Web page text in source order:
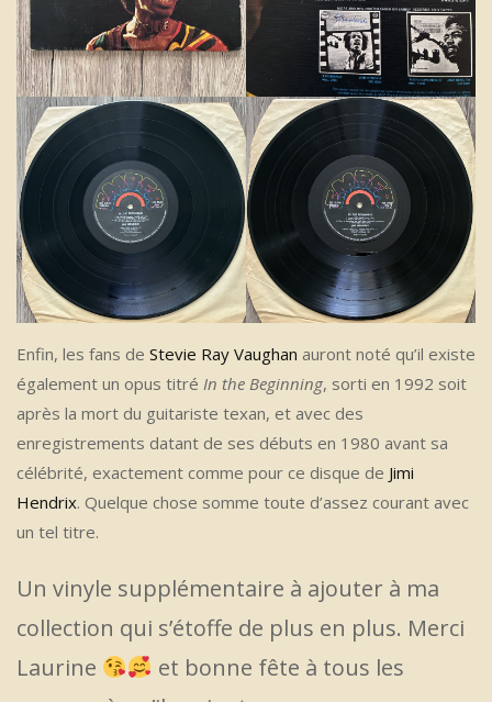
Enfin, les fans de Stevie Ray Vaughan auront noté qu’il existe
également un opus titré In the Beginning, sorti en 1992 soit
après la mort du guitariste texan, et avec des
enregistrements datant de ses débuts en 1980 avant sa
célébrité, exactement comme pour ce disque de Jimi
Hendrix. Quelque chose somme toute d’assez courant avec
un tel titre.
Un vinyle supplémentaire à ajouter à ma
collection qui s’étoffe de plus en plus. Merci
Laurine
et bonne fête à tous les